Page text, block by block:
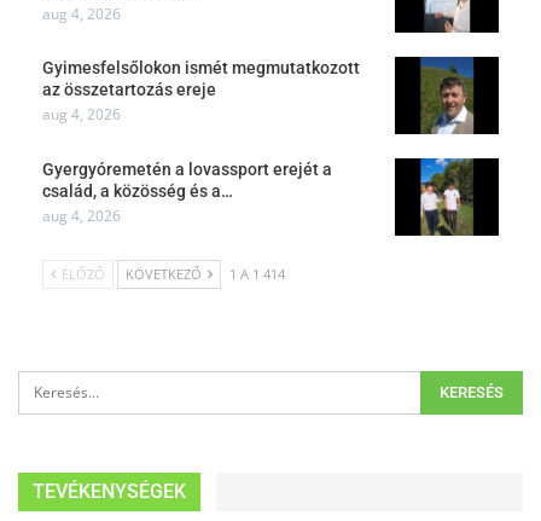
aug 4, 2026
Gyimesfelsőlokon ismét megmutatkozott
az összetartozás ereje
aug 4, 2026
Gyergyóremetén a lovassport erejét a
család, a közösség és a…
aug 4, 2026
ELŐZŐ KÖVETKEZŐ 1 A 1 414
TEVÉKENYSÉGEK